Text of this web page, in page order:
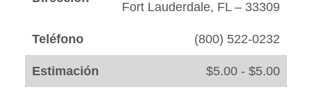
Fort Lauderdale, FL – 33309
Teléfono (800) 522-0232
Estimación $5.00 - $5.00